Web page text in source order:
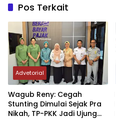
Pos Terkait
Advetorial
Wagub Reny: Cegah
Stunting Dimulai Sejak Pra
Nikah, TP-PKK Jadi Ujung